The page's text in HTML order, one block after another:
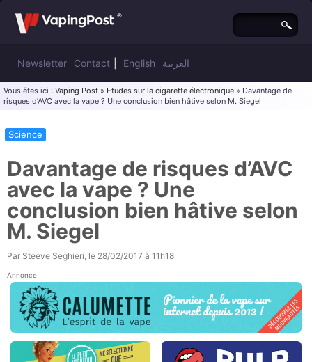
Newsletter Contact English العربية
Vous êtes ici : Vaping Post » Etudes sur la cigarette électronique » Davantage de
risques d’AVC avec la vape ? Une conclusion bien hâtive selon M. Siegel
Science
Davantage de risques d’AVC
avec la vape ? Une
conclusion bien hâtive selon
M. Siegel
Par Steeve Seghieri, le 28/02/2017 à 11h18
Annonce